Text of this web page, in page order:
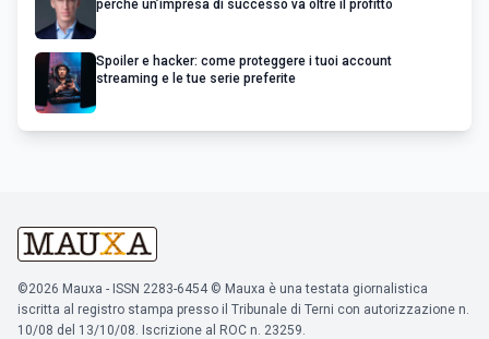
perché un’impresa di successo va oltre il profitto
Spoiler e hacker: come proteggere i tuoi account
streaming e le tue serie preferite
©2026 Mauxa - ISSN 2283-6454 © Mauxa è una testata giornalistica
iscritta al registro stampa presso il Tribunale di Terni con autorizzazione n.
10/08 del 13/10/08. Iscrizione al ROC n. 23259.